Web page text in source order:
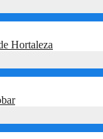
Hortaleza